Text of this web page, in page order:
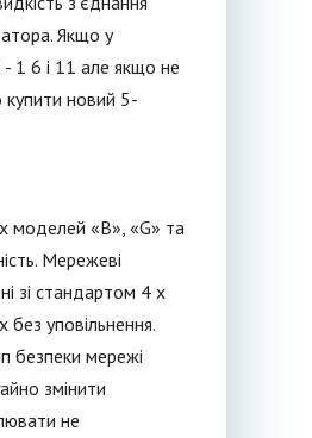
Якщо у
- 1 6 і 11 але якщо не
новий 5-
моделей «B», «G» та
Мережеві
зі стандартом 4 x
уповільнення.
безпеки мережі
змінити
не